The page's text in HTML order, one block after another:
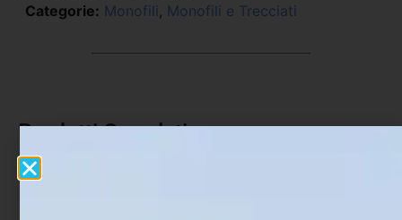
Categorie: Monofili , Monofili e Trecciati
Prodotti Correlati